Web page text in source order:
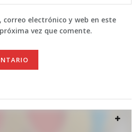
correo electrónico y web en este
vez que comente.